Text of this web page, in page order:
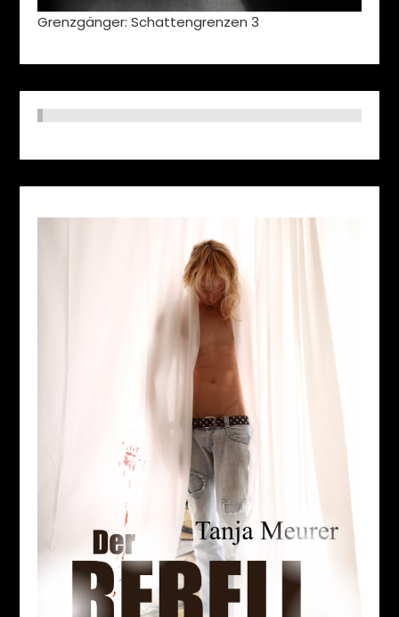
Grenzgänger: Schattengrenzen 3